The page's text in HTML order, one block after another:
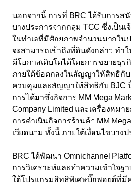
นอกจากนี้ การที่ BRC ได้รับการส
บางประการจากกลุ่ม TCC ซึ่งเป็น
ในทำเลที่มีศักยภาพจำนวนมากในป
จะสามารถเข้าถึงที่ดินดังกล่าว ทํา
มีโอกาสเติบโตได้โดยการขยายธุร
ภายใต้ข้อตกลงในสัญญาให้สิทธิกั
ควบคุมและสัญญาให้สิทธิกับ BJC
การได้มาซึ่งกิจการ MM Mega
Company Limited และเครื่องหมา
การดำเนินกิจการร้านค้า MM
เวียดนาม ทั้งนี้ ภายใต้เงื่อนไขบาง
BRC ได้พัฒนา Omnichannel
การวิเคราะห์และทำความเข้าใจ
ใต้โปรแกรมสิทธิพิเศษบิ๊กพอยต์ที่มี